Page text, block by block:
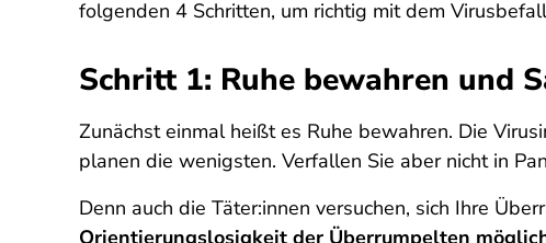
folgenden 4 Schritten, um richtig mit dem
Schritt 1: Ruhe bewahren und
Zunächst einmal heißt es Ruhe bewahren. Die
planen die wenigsten. Verfallen Sie aber nicht in
Denn auch die Täter:innen versuchen, sich Ihre
Orientierungslosigkeit der Überrumpelten